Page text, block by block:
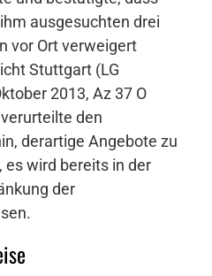
ausgesuchten drei
vor Ort verweigert
Stuttgart (LG
2013, Az 37 O
den
derartige Angebote zu
es wird bereits in der
der